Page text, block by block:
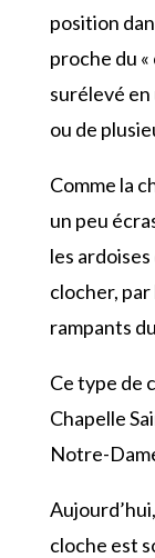
position
proche du
surélevé
ou de
Comme la
un peu
les ardoises
clocher, par
rampants
Ce type de
Chapelle
Notre-
cloche est